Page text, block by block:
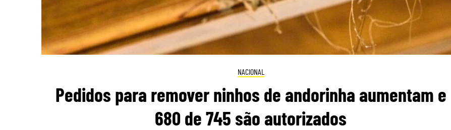
NACIONAL
Pedidos para remover ninhos de andorinha aumentam e
680 de 745 são autorizados